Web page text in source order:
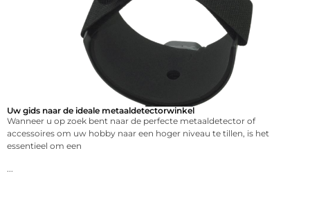
Uw gids naar de ideale metaaldetectorwinkel
Wanneer u op zoek bent naar de perfecte metaaldetector of
accessoires om uw hobby naar een hoger niveau te tillen, is het
essentieel om een